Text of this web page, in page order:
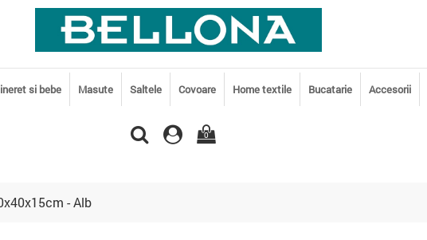
si bebe Masute Saltele Covoare Home textile Bucatarie Accesorii
0
- Alb